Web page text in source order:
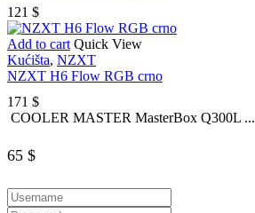
121 $
Add to cart Quick View
Kućišta, NZXT
NZXT H6 Flow RGB crno
171 $
COOLER MASTER MasterBox Q300L ...
65 $